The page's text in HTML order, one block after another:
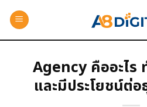
Agency คืออะไร
และมีประโยชน์ต่อ